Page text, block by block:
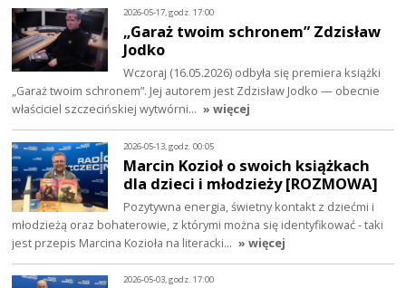
2026-05-17, godz. 17:00
„Garaż twoim schronem” Zdzisław
Jodko
Wczoraj (16.05.2026) odbyła się premiera książki
„Garaż twoim schronem”. Jej autorem jest Zdzisław Jodko — obecnie
właściciel szczecińskiej wytwórni… » więcej
2026-05-13, godz. 00:05
Marcin Kozioł o swoich książkach
dla dzieci i młodzieży [ROZMOWA]
Pozytywna energia, świetny kontakt z dziećmi i
młodzieżą oraz bohaterowie, z którymi można się identyfikować - taki
jest przepis Marcina Kozioła na literacki… » więcej
2026-05-03, godz. 17:00